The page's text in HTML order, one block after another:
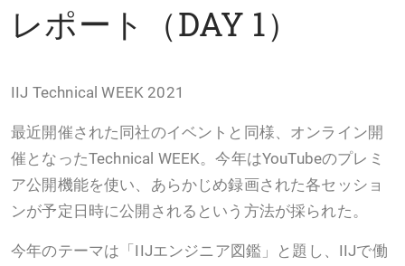
レポート（DAY 1）
IIJ Technical WEEK 2021
最近開催された同社のイベントと同様、オンライン開
催となったTechnical WEEK。今年はYouTubeのプレミ
ア公開機能を使い、あらかじめ録画された各セッショ
ンが予定日時に公開されるという方法が採られた。
今年のテーマは「IIJエンジニア図鑑」と題し、IIJで働